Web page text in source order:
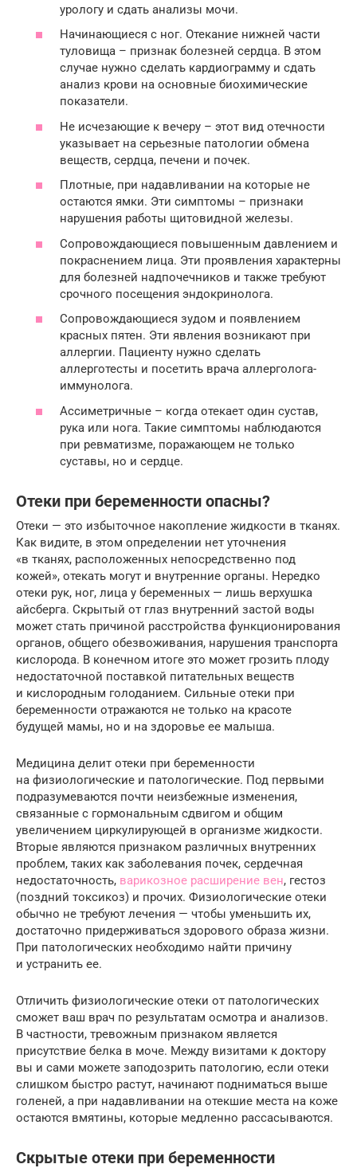
урологу и сдать анализы мочи.
Начинающиеся с ног. Отекание нижней части
туловища – признак болезней сердца. В этом
случае нужно сделать кардиограмму и сдать
анализ крови на основные биохимические
показатели.
Не исчезающие к вечеру – этот вид отечности
указывает на серьезные патологии обмена
веществ, сердца, печени и почек.
Плотные, при надавливании на которые не
остаются ямки. Эти симптомы – признаки
нарушения работы щитовидной железы.
Сопровождающиеся повышенным давлением и
покраснением лица. Эти проявления характерны
для болезней надпочечников и также требуют
срочного посещения эндокринолога.
Сопровождающиеся зудом и появлением
красных пятен. Эти явления возникают при
аллергии. Пациенту нужно сделать
аллерготесты и посетить врача аллерголога-
иммунолога.
Ассиметричные – когда отекает один сустав,
рука или нога. Такие симптомы наблюдаются
при ревматизме, поражающем не только
суставы, но и сердце.
Отеки при беременности опасны?
Отеки — это избыточное накопление жидкости в тканях.
Как видите, в этом определении нет уточнения
«в тканях, расположенных непосредственно под
кожей», отекать могут и внутренние органы. Нередко
отеки рук, ног, лица у беременных — лишь верхушка
айсберга. Скрытый от глаз внутренний застой воды
может стать причиной расстройства функционирования
органов, общего обезвоживания, нарушения транспорта
кислорода. В конечном итоге это может грозить плоду
недостаточной поставкой питательных веществ
и кислородным голоданием. Сильные отеки при
беременности отражаются не только на красоте
будущей мамы, но и на здоровье ее малыша.
Медицина делит отеки при беременности
на физиологические и патологические. Под первыми
подразумеваются почти неизбежные изменения,
связанные с гормональным сдвигом и общим
увеличением циркулирующей в организме жидкости.
Вторые являются признаком различных внутренних
проблем, таких как заболевания почек, сердечная
недостаточность, варикозное расширение вен, гестоз
(поздний токсикоз) и прочих. Физиологические отеки
обычно не требуют лечения — чтобы уменьшить их,
достаточно придерживаться здорового образа жизни.
При патологических необходимо найти причину
и устранить ее.
Отличить физиологические отеки от патологических
сможет ваш врач по результатам осмотра и анализов.
В частности, тревожным признаком является
присутствие белка в моче. Между визитами к доктору
вы и сами можете заподозрить патологию, если отеки
слишком быстро растут, начинают подниматься выше
голеней, а при надавливании на отекшие места на коже
остаются вмятины, которые медленно рассасываются.
Скрытые отеки при беременности